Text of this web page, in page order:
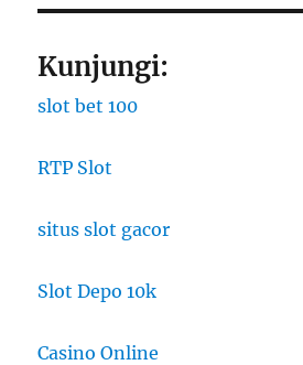
Kunjungi:
slot bet 100
RTP Slot
situs slot gacor
Slot Depo 10k
Casino Online